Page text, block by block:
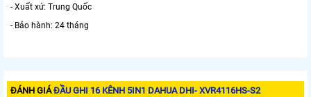
- Xuất xứ: Trung Quốc
- Bảo hành: 24 tháng
ĐÁNH GIÁĐẦU GHI 16 KÊNH 5IN1 DAHUA DHI- XVR4116HS-S2